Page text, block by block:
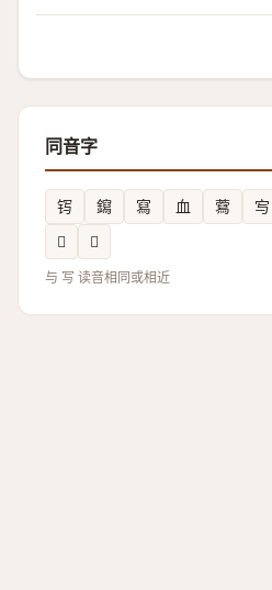
同音字
䥾 䥱 寫 血 藛 㝍
𣬕
𣞐
与 写 读音相同或相近